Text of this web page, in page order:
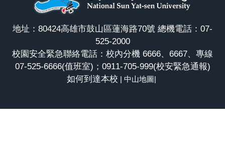
地址：80424高雄市鼓山區蓮海路70號 總機電話：07-
525-2000
校園安全緊急聯絡電話：校內分機 6666、6667、專線
07-525-6666(值班室)；0911-705-999(校安緊急通報)
如何到達本校 | 中山地圖|